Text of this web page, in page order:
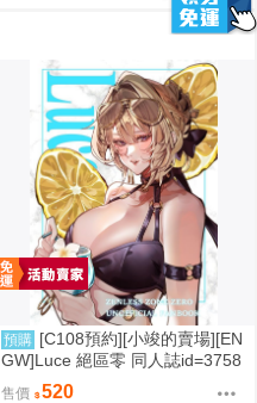
預購 [C108預約][小竣的賣場][EN
GW]Luce 絕區零 同人誌id=3758
售價 520